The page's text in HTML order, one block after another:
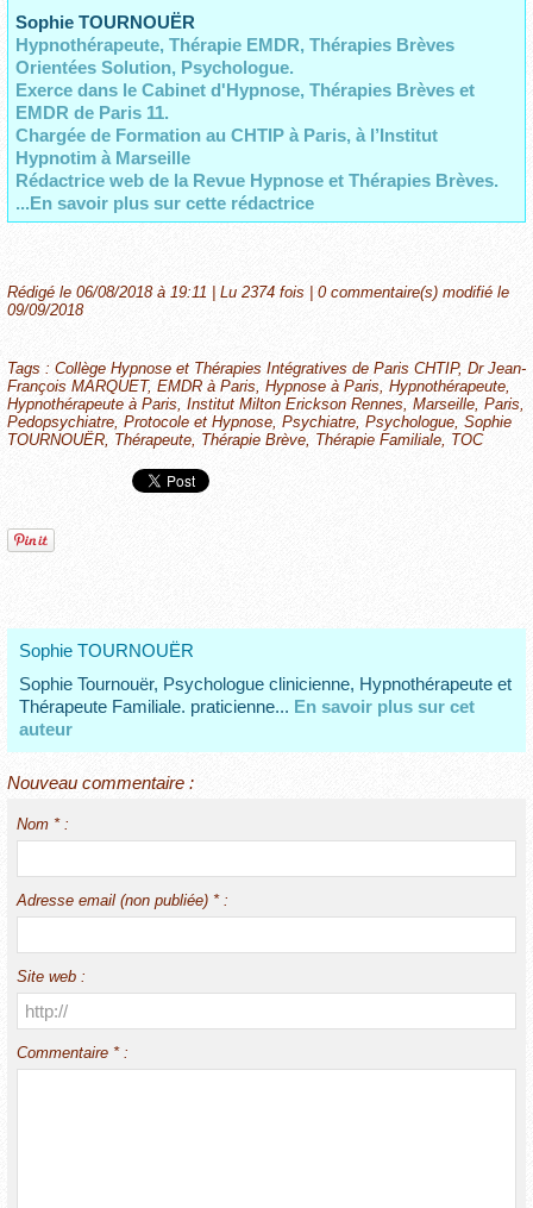
Sophie TOURNOUËR
Hypnothérapeute, Thérapie EMDR, Thérapies Brèves
Orientées Solution, Psychologue.
Exerce dans le Cabinet d'Hypnose, Thérapies Brèves et
EMDR de Paris 11.
Chargée de Formation au CHTIP à Paris, à l’Institut
Hypnotim à Marseille
Rédactrice web de la Revue Hypnose et Thérapies Brèves.
...En savoir plus sur cette rédactrice
Rédigé le 06/08/2018 à 19:11 | Lu 2374 fois | 0commentaire(s) modifié le
09/09/2018
Tags : Collège Hypnose et Thérapies Intégratives de Paris CHTIP, Dr Jean-
François MARQUET, EMDR à Paris, Hypnose à Paris, Hypnothérapeute,
Hypnothérapeute à Paris, Institut Milton Erickson Rennes, Marseille, Paris,
Pedopsychiatre, Protocole et Hypnose, Psychiatre, Psychologue, Sophie
TOURNOUËR, Thérapeute, Thérapie Brève, Thérapie Familiale, TOC
Sophie TOURNOUËR
Sophie Tournouër, Psychologue clinicienne, Hypnothérapeute et
Thérapeute Familiale. praticienne... En savoir plus sur cet
auteur
Nouveau commentaire :
Nom * :
Adresse email (non publiée) * :
Site web :
Commentaire * :